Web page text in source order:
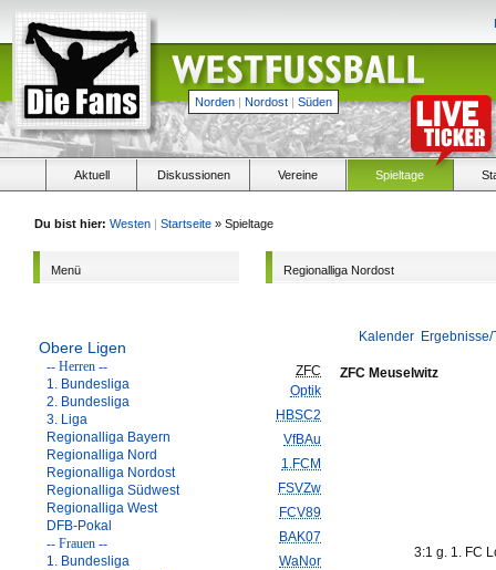
Norden | Nordost | Süden
Aktuell Diskussionen Vereine Spieltage
Du bist hier: Westen | Startseite » Spieltage
Menü
Obere Ligen
-- Herren --
1. Bundesliga
2. Bundesliga
3. Liga
Regionalliga Bayern
Regionalliga Nord
Regionalliga Nordost
Regionalliga Südwest
Regionalliga West
DFB-Pokal
-- Frauen --
1. Bundesliga
Regionalliga Nordost
Kalender
ZFC
Optik
HBSC2
VfBAu
1.FCM
FSVZw
FCV89
BAK07
WaNor
ZFC Meuselwitz
3:1 g. 1. FC